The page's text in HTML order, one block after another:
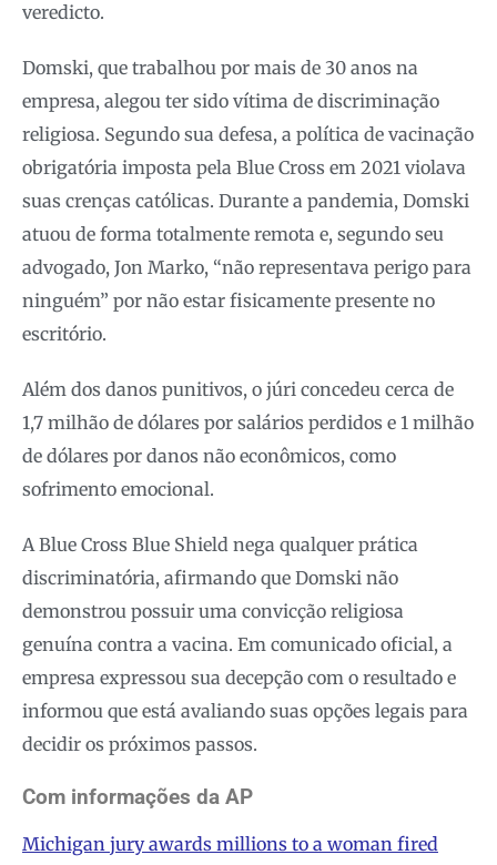
veredicto.
Domski, que trabalhou por mais de 30 anos na
empresa, alegou ter sido vítima de discriminação
religiosa. Segundo sua defesa, a política de vacinação
obrigatória imposta pela Blue Cross em 2021 violava
suas crenças católicas. Durante a pandemia, Domski
atuou de forma totalmente remota e, segundo seu
advogado, Jon Marko, “não representava perigo para
ninguém” por não estar fisicamente presente no
escritório.
Além dos danos punitivos, o júri concedeu cerca de
1,7 milhão de dólares por salários perdidos e 1 milhão
de dólares por danos não econômicos, como
sofrimento emocional.
A Blue Cross Blue Shield nega qualquer prática
discriminatória, afirmando que Domski não
demonstrou possuir uma convicção religiosa
genuína contra a vacina. Em comunicado oficial, a
empresa expressou sua decepção com o resultado e
informou que está avaliando suas opções legais para
decidir os próximos passos.
Com informações da AP
Michigan jury awards millions to a woman fired